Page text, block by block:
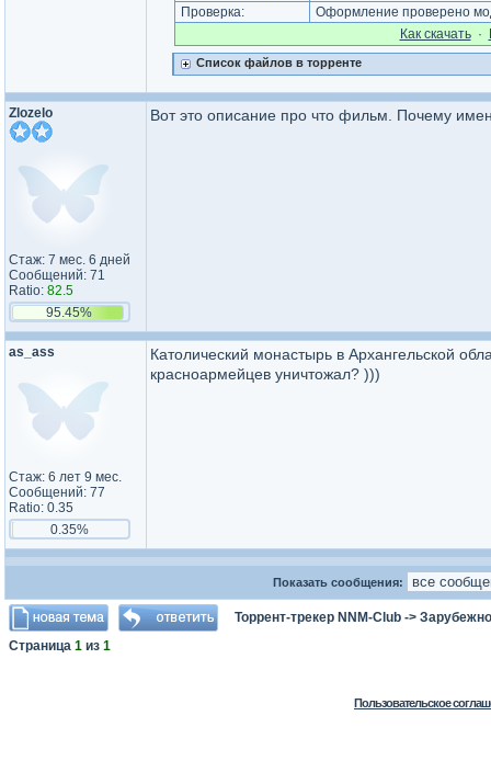
Проверка:
Оформление проверено
Как cкачать·
Список файлов в торренте
Zlozelo
Стаж: 7 мес. 6 дней
Сообщений: 71
Ratio: 82.5
95.45%
Вот это описание про что фильм. Почему
as_ass
Стаж: 6 лет 9 мес.
Сообщений: 77
Ratio: 0.35
0.35%
Католический монастырь в Архангельской
красноармейцев уничтожал? )))
Показать сообщения:
Торрент-трекер NNM-Club ->
Страница 1 из 1
Пользовательское